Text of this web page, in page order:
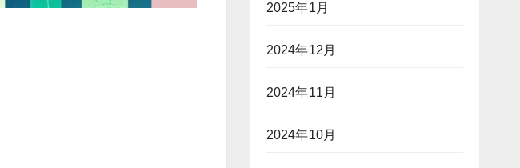
2025年1月
2024年12月
2024年11月
2024年10月